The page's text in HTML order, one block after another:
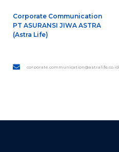
Corporate Communication
PT ASURANSI JIWA ASTRA
(Astra Life)
corporate.communication@astralife.co.id